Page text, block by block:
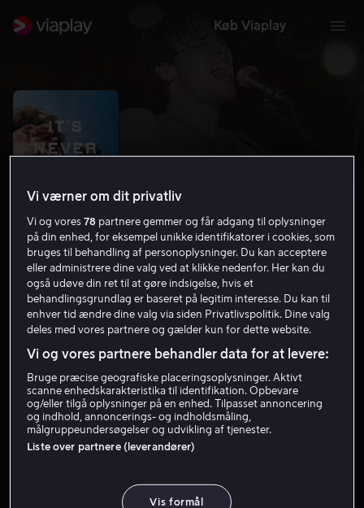
Køb Viaplay
It's Never Over, Jeff Buckley
7.8 Dokumentar 2025 1 t. 42 min
15 år
HD
Lej 59 kr
Køb 159 kr
Se trailer
Vi værner om dit privatliv
Vi og vores78 partnere gemmer og får adgang til oplysninger
på din enhed, for eksempel unikke identifikatorer i cookies, som
bruges til behandling af personoplysninger. Du kan acceptere
eller administrere dine valg ved at klikke nedenfor. Her kan du
også udøve din ret til at gøre indsigelse, hvis et
behandlingsgrundlag er baseret på legitim interesse. Du kan til
enhver tid ændre dine valg via siden Privatlivspolitik. Dine valg
deles med vores partnere og gælder kun for dette website.
Vi og vores partnere behandler data for at levere:
Bruge præcise geografiske placeringsoplysninger. Aktivt
scanne enhedskarakteristika til identifikation. Opbevare
og/eller tilgå oplysninger på en enhed. Tilpasset annoncering
og indhold, annoncerings- og indholdsmåling,
målgruppeundersøgelser og udvikling af tjenester.
Liste over partnere (leverandører)
Vis formål